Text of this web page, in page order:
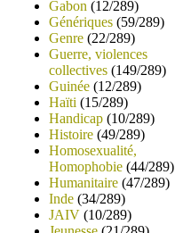
Gabon (12/289)
Génériques (59/289)
Genre (22/289)
Guerre, violences
collectives (149/289)
Guinée (12/289)
Haïti (15/289)
Handicap (10/289)
Histoire (49/289)
Homosexualité,
Homophobie (44/289)
Humanitaire (47/289)
Inde (34/289)
JAIV (10/289)